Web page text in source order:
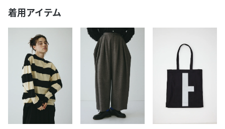
着用アイテム